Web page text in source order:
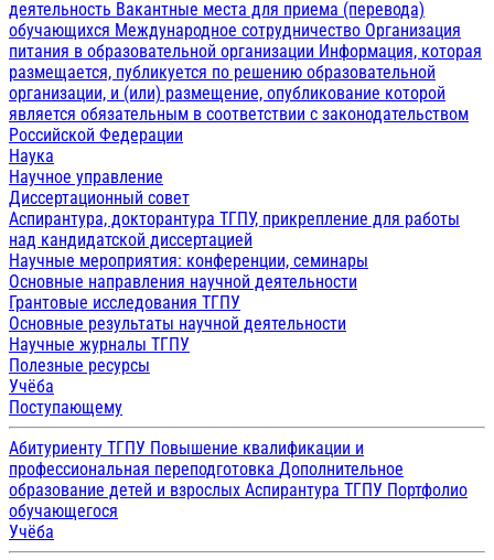
деятельность Вакантные места для приема (перевода)
обучающихся Международное сотрудничество Организация
питания в образовательной организации Информация, которая
размещается, публикуется по решению образовательной
организации, и (или) размещение, опубликование которой
является обязательным в соответствии с законодательством
Российской Федерации
Наука
Научное управление
Диссертационный совет
Аспирантура, докторантура ТГПУ, прикрепление для работы
над кандидатской диссертацией
Научные мероприятия: конференции, семинары
Основные направления научной деятельности
Грантовые исследования ТГПУ
Основные результаты научной деятельности
Научные журналы ТГПУ
Полезные ресурсы
Учёба
Поступающему
Абитуриенту ТГПУ Повышение квалификации и
профессиональная переподготовка Дополнительное
образование детей и взрослых Аспирантура ТГПУ Портфолио
обучающегося
Учёба